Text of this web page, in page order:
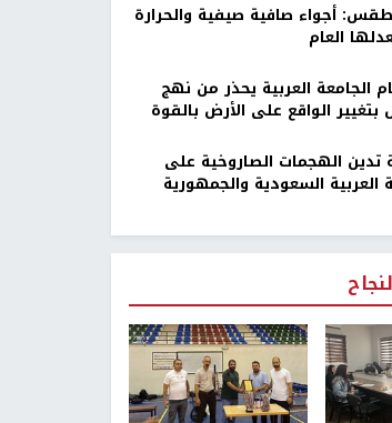
أجواء صافية صيفية والحرارة
العام
الجامعة العربية يحذر من نهج
بتغيير الواقع على الأرض بالقوة
تدين الهجمات الصاروخية على
العربية السعودية والجمهورية